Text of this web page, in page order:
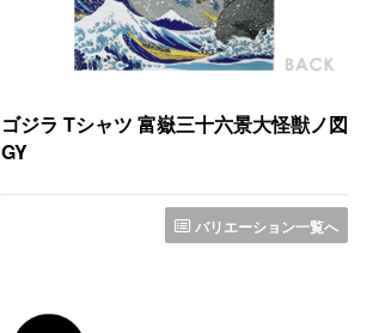
ゴジラ Tシャツ 富嶽三十六景大怪獣ノ図
GY
バリエーション一覧へ